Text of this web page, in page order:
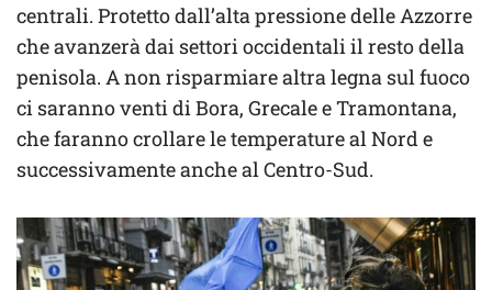
centrali. Protetto dall’alta pressione delle Azzorre
che avanzerà dai settori occidentali il resto della
penisola. A non risparmiare altra legna sul fuoco
ci saranno venti di Bora, Grecale e Tramontana,
che faranno crollare le temperature al Nord e
successivamente anche al Centro-Sud.